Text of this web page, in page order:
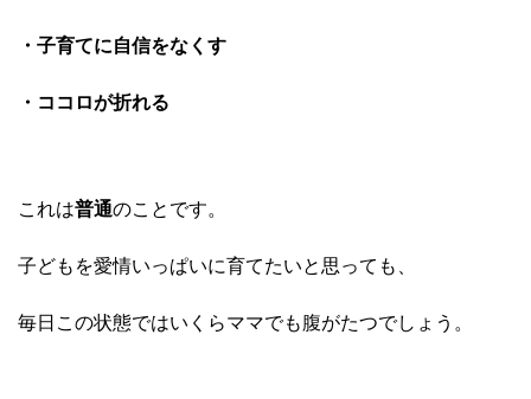
・子育てに自信をなくす
・ココロが折れる
これは普通のことです。
子どもを愛情いっぱいに育てたいと思っても、
毎日この状態ではいくらママでも腹がたつでしょう。